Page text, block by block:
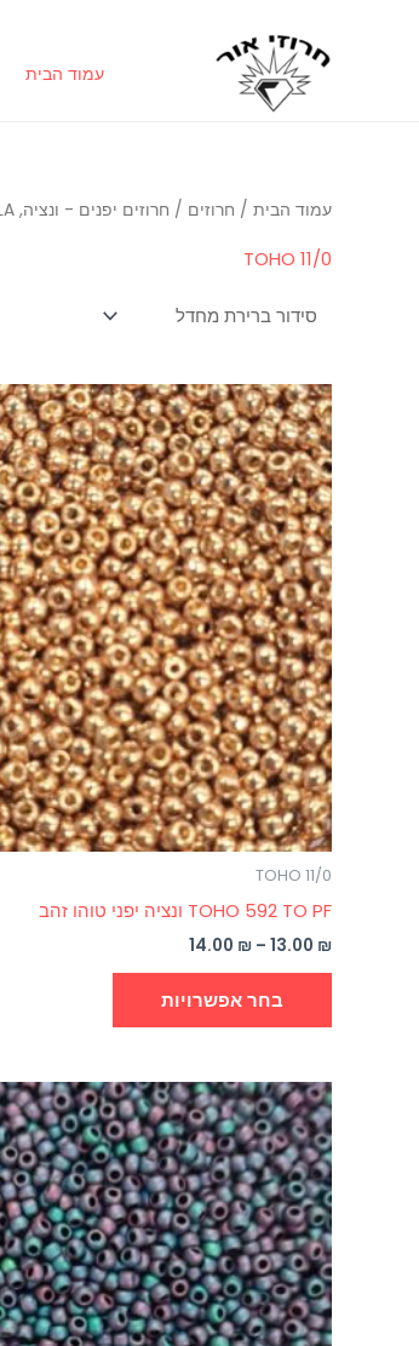
עמוד הבית
עמוד הבית / חרוזים / חרוזים יפנים - ונציה, TOHO, TILA, בגלים, דליקה, מרובעים, טיפות
TOHO 11/0
TOHO 11/0
TOHO 592 TO PF ונציה יפני טוהו זהב
13.00 ₪
–
14.00 ₪
טווח
מחירים:
עד
בחר אפשרויות
למוצר
זה
יש
מספר
סוגים.
ניתן
לבחור
את
האפשרויות
בעמוד
המוצר